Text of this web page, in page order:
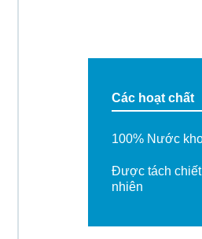
Các hoạt chất
100% Nước
Được tách
nhiên